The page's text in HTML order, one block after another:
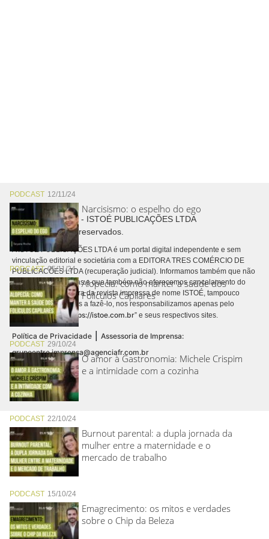
PODCAST 12/11/24
Narcisismo: o espelho do ego
PODCAST05/11/24
Alopecia: como manter a saúde dos
Folículos Capilares
PODCAST 29/10/24
O amor à Gastronomia: Michele Crispim
e a intimidade com a cozinha
PODCAST 22/10/24
Burnout parental: a dupla jornada da
mulher entre a maternidade e o
mercado de trabalho
PODCAST 15/10/24
Emagrecimento: os mitos e verdades
sobre o Chip da Beleza
Copyright © 2026 - ISTOÉ PUBLICAÇÕES LTDA
Todos os direitos reservados.
A ISTOÉ PUBLICAÇÕES LTDA é um portal digital independente e sem
vinculação editorial e societária com a EDITORA TRES COMÉRCIO DE
PUBLICACÕES LTDA (recuperação judicial). Informamos também que não
realizamos cobranças e que também não oferecemos cancelamento do
contrato de assinatura da revista impressa de nome ISTOÉ, tampouco
autorizamos terceiros a fazê-lo, nos responsabilizamos apenas pelo
conteúdo digital “https://istoe.com.br” e seus respectivos sites.
Política de Privacidade | Assessoria de Imprensa:
grupoentre.imprensa@agenciafr.com.br